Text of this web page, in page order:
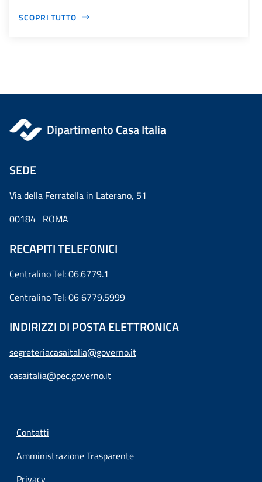
SCOPRI TUTTO
Dipartimento Casa Italia
SEDE
Via della Ferratella in Laterano, 51
00184 ROMA
RECAPITI TELEFONICI
Centralino Tel: 06.6779.1
Centralino Tel: 06 6779.5999
INDIRIZZI DI POSTA ELETTRONICA
segreteriacasaitalia@governo.it
casaitalia@pec.governo.it
Contatti
Amministrazione Trasparente
Privacy